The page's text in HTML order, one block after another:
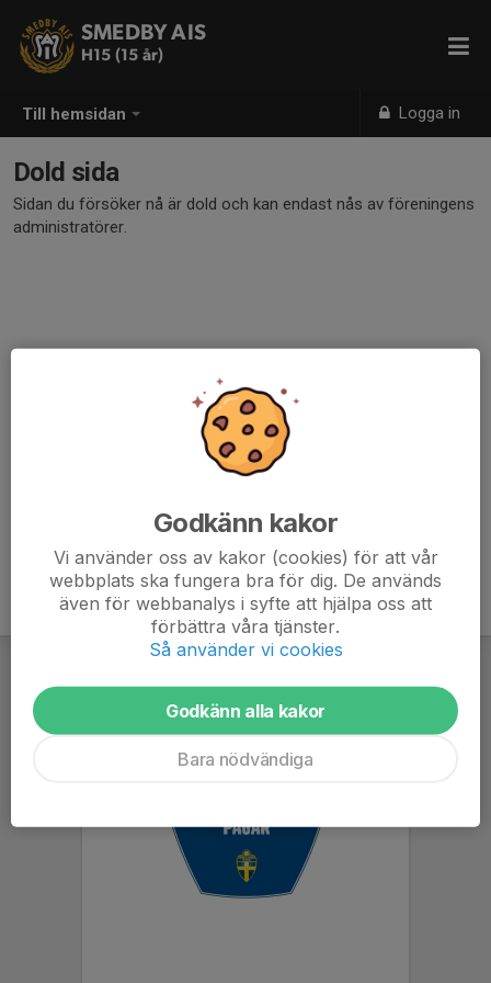
Till hemsidan Logga in
SMEDBY AIS
H15 (15 år)
Dold sida
Sidan du försöker nå är dold och kan endast nås av föreningens
administratörer.
Godkänn kakor
Vi använder oss av kakor (cookies) för att vår
webbplats ska fungera bra för dig. De används
även för webbanalys i syfte att hjälpa oss att
förbättra våra tjänster.
Så använder vi cookies
Godkänn alla kakor
Bara nödvändiga